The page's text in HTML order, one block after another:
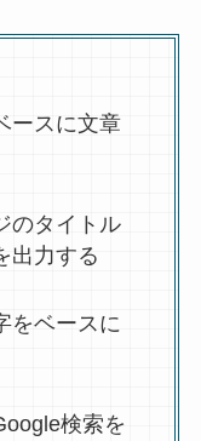
ースに文章
のタイトル
出力する
をベースに
検索を